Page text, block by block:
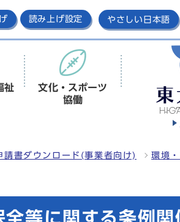
読み上げ設定 やさしい日本語
祉
文化・スポーツ
協働
請書ダウンロード(事業者向け) 環境
等に関する条例